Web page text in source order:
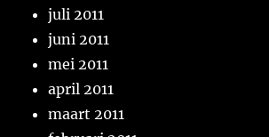
juli 2011
juni 2011
mei 2011
april 2011
maart 2011